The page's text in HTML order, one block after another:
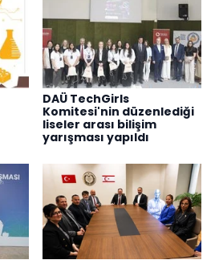
DAÜ TechGirls
Komitesi'nin düzenlediği
liseler arası bilişim
yarışması yapıldı